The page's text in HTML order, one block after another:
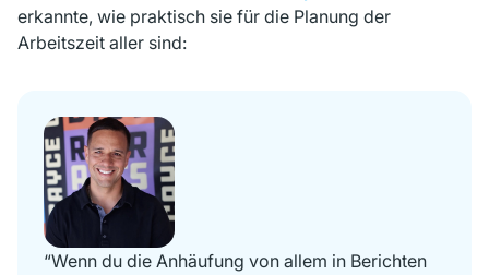
erkannte, wie praktisch sie für die Planung der
Arbeitszeit aller sind:
“Wenn du die Anhäufung von allem in Berichten